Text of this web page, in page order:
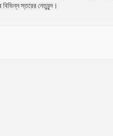
স্তরের নেতৃবৃন্দ।